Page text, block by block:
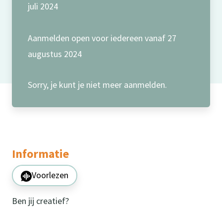
juli 2024
Aanmelden open voor iedereen vanaf 27
augustus 2024
Sorry, je kunt je niet meer aanmelden.
Informatie
Voorlezen
Ben jij creatief?